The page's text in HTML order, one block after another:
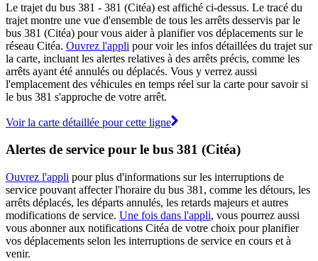
Le trajet du bus 381 - 381 (Citéa) est affiché ci-dessus. Le tracé du
trajet montre une vue d'ensemble de tous les arrêts desservis par le
bus 381 (Citéa) pour vous aider à planifier vos déplacements sur le
réseau Citéa. Ouvrez l'appli pour voir les infos détaillées du trajet sur
la carte, incluant les alertes relatives à des arrêts précis, comme les
arrêts ayant été annulés ou déplacés. Vous y verrez aussi
l'emplacement des véhicules en temps réel sur la carte pour savoir si
le bus 381 s'approche de votre arrêt.
Voir la carte détaillée pour cette ligne
Alertes de service pour le bus 381 (Citéa)
Ouvrez l'appli pour plus d'informations sur les interruptions de
service pouvant affecter l'horaire du bus 381, comme les détours, les
arrêts déplacés, les départs annulés, les retards majeurs et autres
modifications de service. Une fois dans l'appli, vous pourrez aussi
vous abonner aux notifications Citéa de votre choix pour planifier
vos déplacements selon les interruptions de service en cours et à
venir.